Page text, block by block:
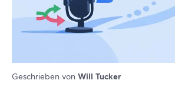
Geschrieben von Will Tucker